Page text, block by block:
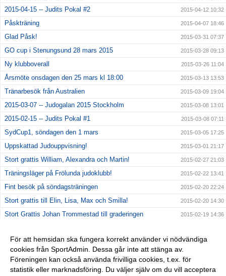
2015-04-15 -- Judits Pokal #2 2015-04-12 10:32
Påskträning 2015-04-07 18:46
Glad Påsk! 2015-03-31 07:37
GO cup i Stenungsund 28 mars 2015 2015-03-28 09:13
Ny klubboverall 2015-03-26 11:04
Årsmöte onsdagen den 25 mars kl 18:00 2015-03-13 13:53
Tränarbesök från Australien 2015-03-09 19:04
2015-03-07 -- Judogalan 2015 Stockholm 2015-03-08 13:01
2015-02-15 -- Judits Pokal #1 2015-03-08 07:11
SydCup1, söndagen den 1 mars 2015-03-05 17:25
Uppskattad Judouppvisning! 2015-03-01 21:17
Stort grattis William, Alexandra och Martin! 2015-02-27 21:03
Träningsläger på Frölunda judoklubb! 2015-02-22 13:41
Fint besök på söndagsträningen 2015-02-20 22:24
Stort grattis till Elin, Lisa, Max och Smilla! 2015-02-20 14:30
Stort Grattis Johan Trommestad till graderingen 2015-02-19 14:36
Se hit tjejer! 2015-01-15 23:37
Nytt tränings schema för VT 2015 börjar att gälla den 20
januari 2015
2015-01-14 23:35
För att hemsidan ska fungera korrekt använder vi nödvändiga
cookies från SportAdmin. Dessa går inte att stänga av.
Föreningen kan också använda frivilliga cookies, t.ex. för
statistik eller marknadsföring. Du väljer själv om du vill acceptera